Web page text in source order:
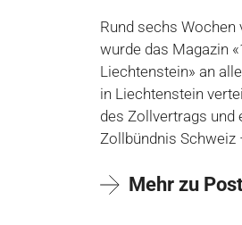
Rund sechs
wurde das Magazin
Liechtenstein» an
in Liechtenstein
des Zollvertrags und
Zollbündnis Schweiz
Mehr zu